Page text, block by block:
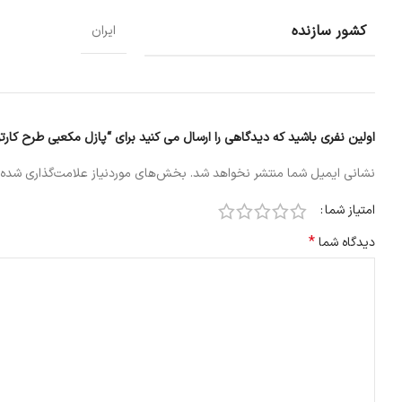
کشور سازنده ایران
اولین نفری باشید که دیدگاهی را ارسال می کنید برای “پازل مکعبی طرح
نشانی ایمیل شما منتشر نخواهد شد. بخش‌های موردنیاز علامت‌گذاری
امتیاز شما
دیدگاه شما*